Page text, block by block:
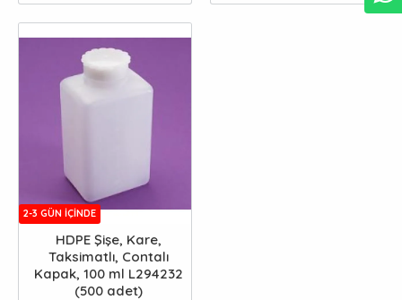
2-3 GÜN IÇINDE
HDPE Şişe, Kare,
Taksimatlı, Contalı
Kapak, 100 ml L294232
(500 adet)